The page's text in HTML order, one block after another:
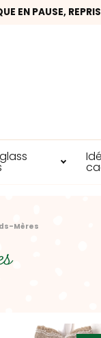
EN PAUSE,
Mères